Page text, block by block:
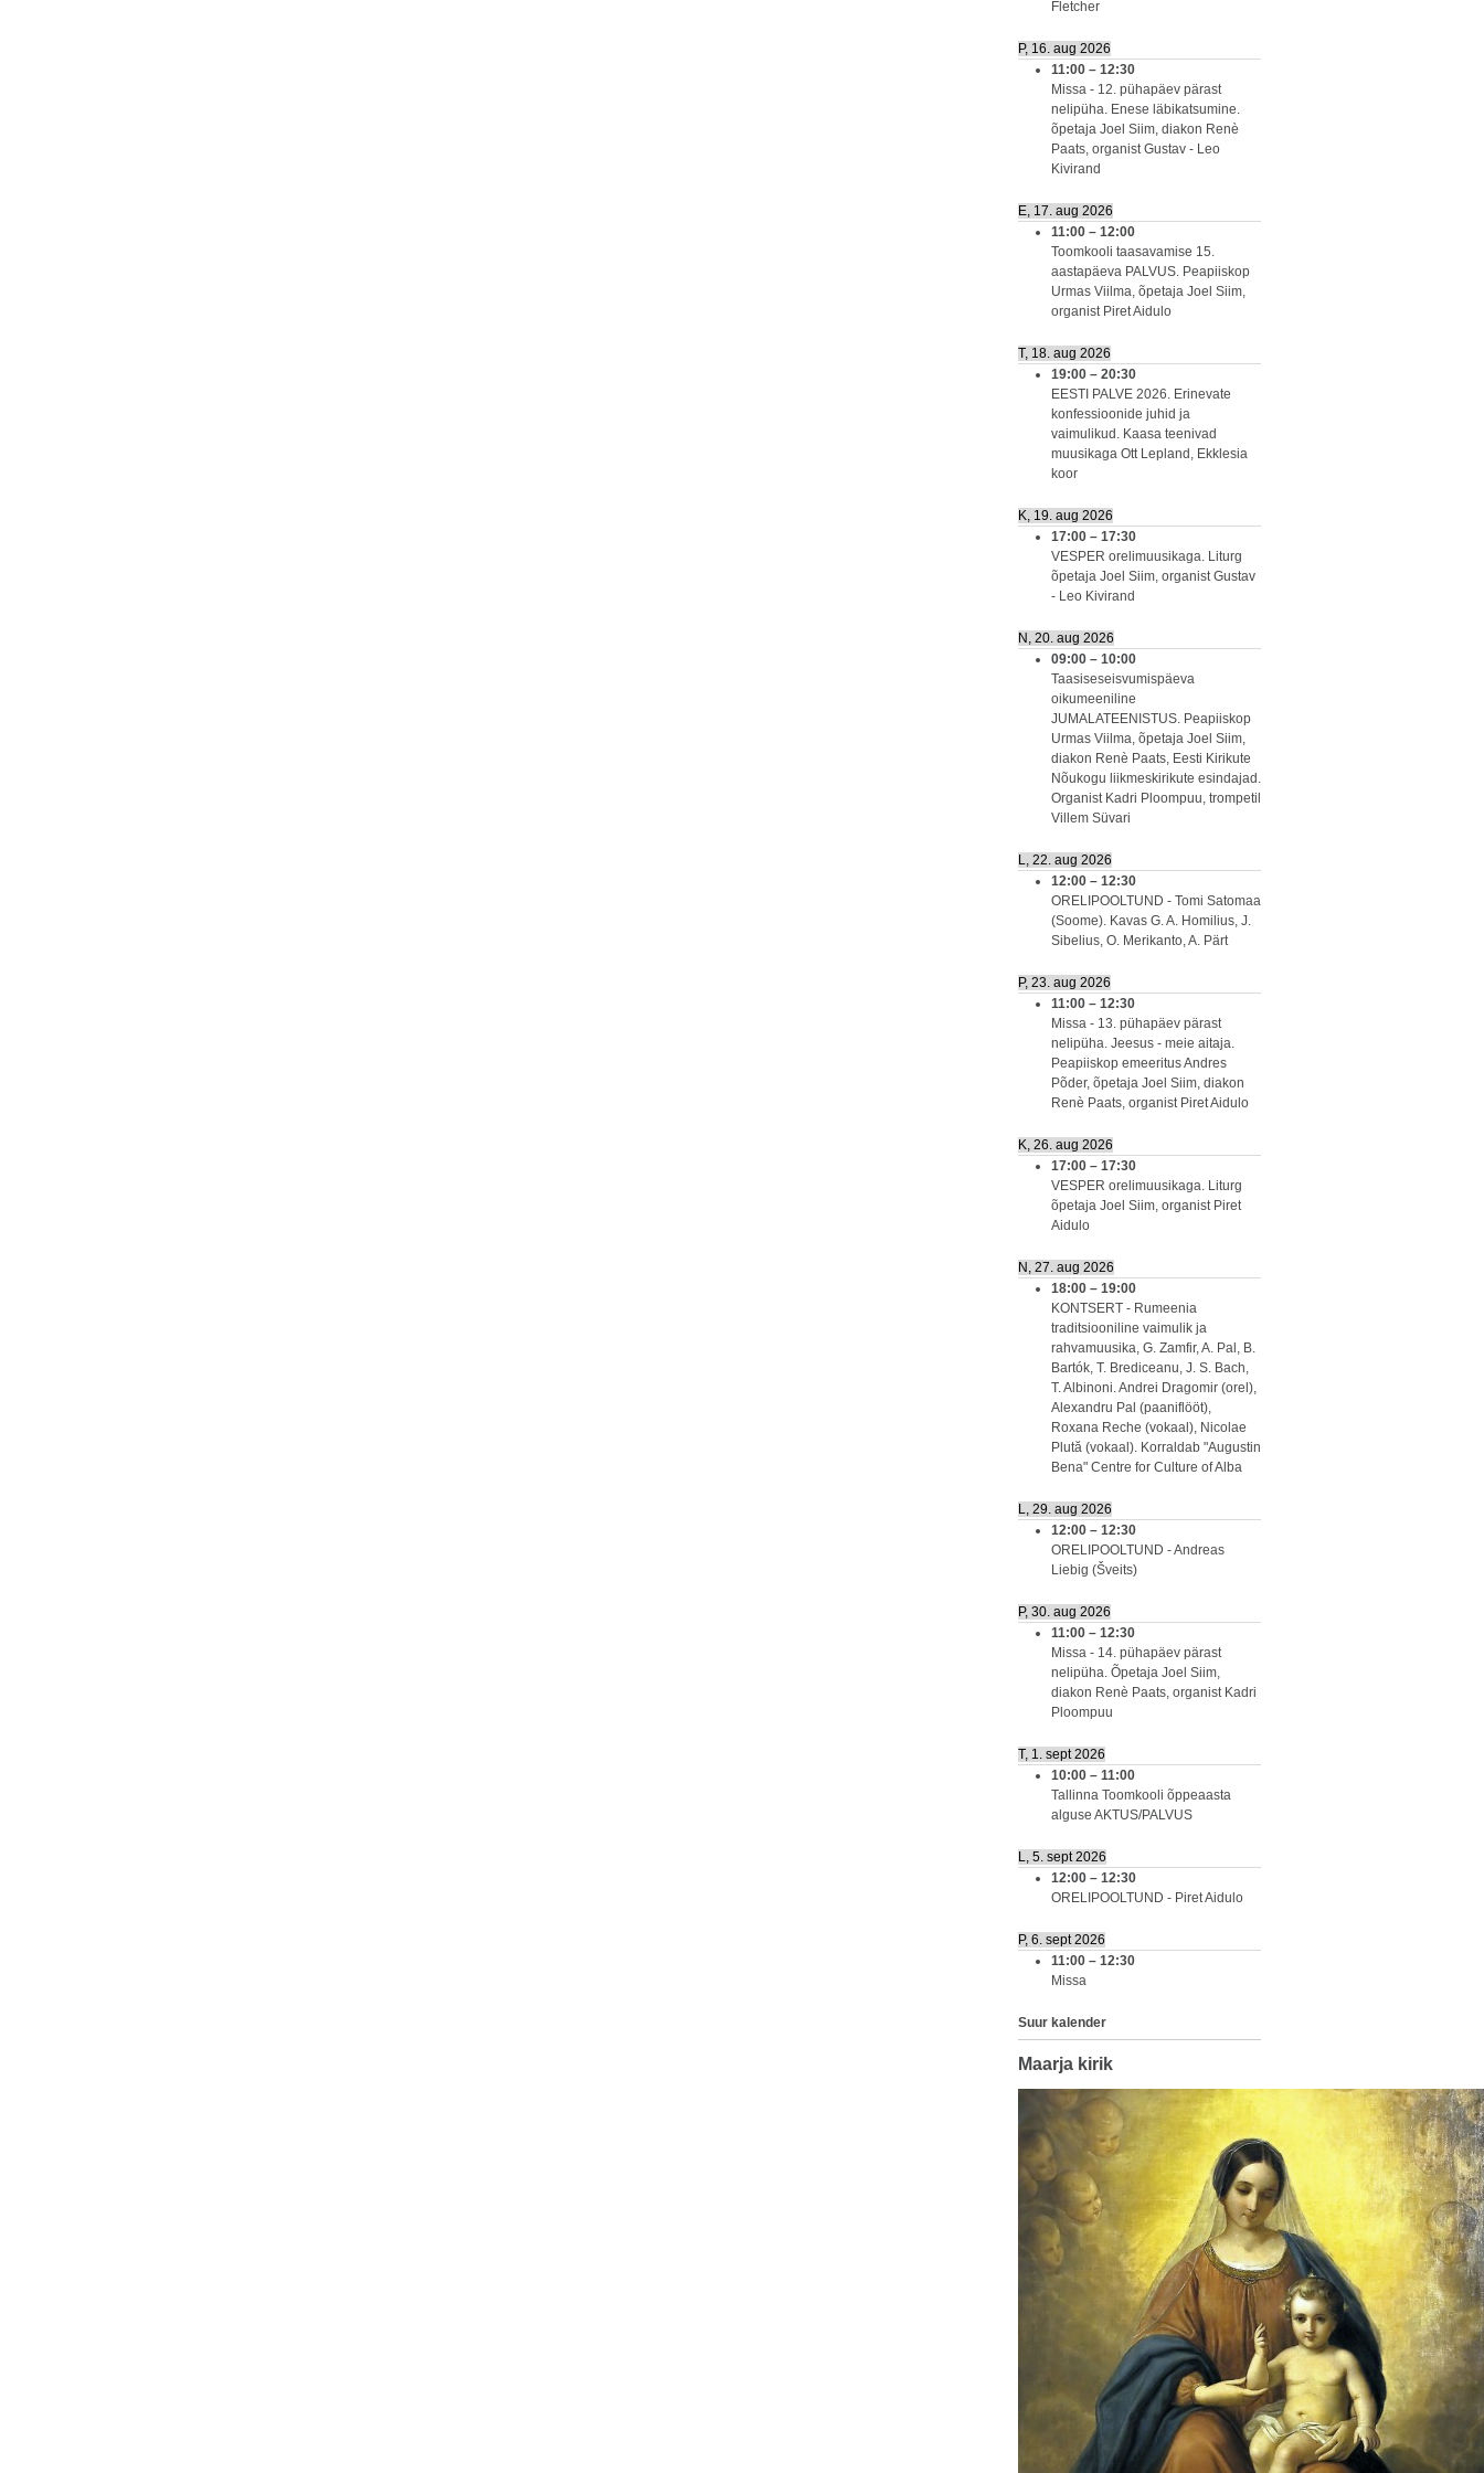
Fletcher
P, 16. aug 2026
11:00 – 12:30
Missa - 12. pühapäev pärast
nelipüha. Enese läbikatsumine.
õpetaja Joel Siim, diakon Renè
Paats, organist Gustav - Leo
Kivirand
E, 17. aug 2026
11:00 – 12:00
Toomkooli taasavamise 15.
aastapäeva PALVUS. Peapiiskop
Urmas Viilma, õpetaja Joel Siim,
organist Piret Aidulo
T, 18. aug 2026
19:00 – 20:30
EESTI PALVE 2026. Erinevate
konfessioonide juhid ja
vaimulikud. Kaasa teenivad
muusikaga Ott Lepland, Ekklesia
koor
K, 19. aug 2026
17:00 – 17:30
VESPER orelimuusikaga. Liturg
õpetaja Joel Siim, organist Gustav
- Leo Kivirand
N, 20. aug 2026
09:00 – 10:00
Taasiseseisvumispäeva
oikumeeniline
JUMALATEENISTUS. Peapiiskop
Urmas Viilma, õpetaja Joel Siim,
diakon Renè Paats, Eesti Kirikute
Nõukogu liikmeskirikute esindajad.
Organist Kadri Ploompuu, trompetil
Villem Süvari
L, 22. aug 2026
12:00 – 12:30
ORELIPOOLTUND - Tomi Satomaa
(Soome). Kavas G. A. Homilius, J.
Sibelius, O. Merikanto, A. Pärt
P, 23. aug 2026
11:00 – 12:30
Missa - 13. pühapäev pärast
nelipüha. Jeesus - meie aitaja.
Peapiiskop emeeritus Andres
Põder, õpetaja Joel Siim, diakon
Renè Paats, organist Piret Aidulo
K, 26. aug 2026
17:00 – 17:30
VESPER orelimuusikaga. Liturg
õpetaja Joel Siim, organist Piret
Aidulo
N, 27. aug 2026
18:00 – 19:00
KONTSERT - Rumeenia
traditsiooniline vaimulik ja
rahvamuusika, G. Zamfir, A. Pal, B.
Bartók, T. Brediceanu, J. S. Bach,
T. Albinoni. Andrei Dragomir (orel),
Alexandru Pal (paaniflööt),
Roxana Reche (vokaal), Nicolae
Plută (vokaal). Korraldab "Augustin
Bena" Centre for Culture of Alba
L, 29. aug 2026
12:00 – 12:30
ORELIPOOLTUND - Andreas
Liebig (Šveits)
P, 30. aug 2026
11:00 – 12:30
Missa - 14. pühapäev pärast
nelipüha. Õpetaja Joel Siim,
diakon Renè Paats, organist Kadri
Ploompuu
T, 1. sept 2026
10:00 – 11:00
Tallinna Toomkooli õppeaasta
alguse AKTUS/PALVUS
L, 5. sept 2026
12:00 – 12:30
ORELIPOOLTUND - Piret Aidulo
P, 6. sept 2026
11:00 – 12:30
Missa
Suur kalender
Maarja kirik